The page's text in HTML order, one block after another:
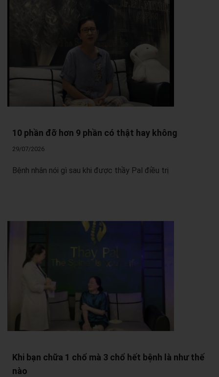
10 phần đỡ hơn 9 phần có thật hay không
29/07/2026
Bệnh nhân nói gì sau khi được thầy Pal điều trị
Khi bạn chữa 1 chổ mà 3 chổ hết bệnh là như thế
nào